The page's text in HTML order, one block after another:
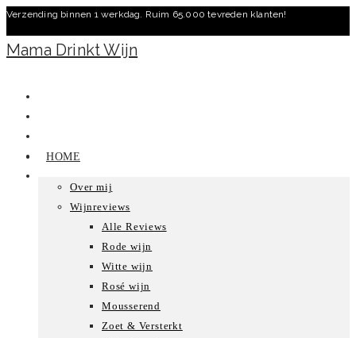
Ga
naar
inhoud
Verzending binnen 1 werkdag. Ruim 65.000 tevreden klanten!
Mama Drinkt Wijn
HOME
Over mij
Wijnreviews
Alle Reviews
Rode wijn
Witte wijn
Rosé wijn
Mousserend
Zoet & Versterkt